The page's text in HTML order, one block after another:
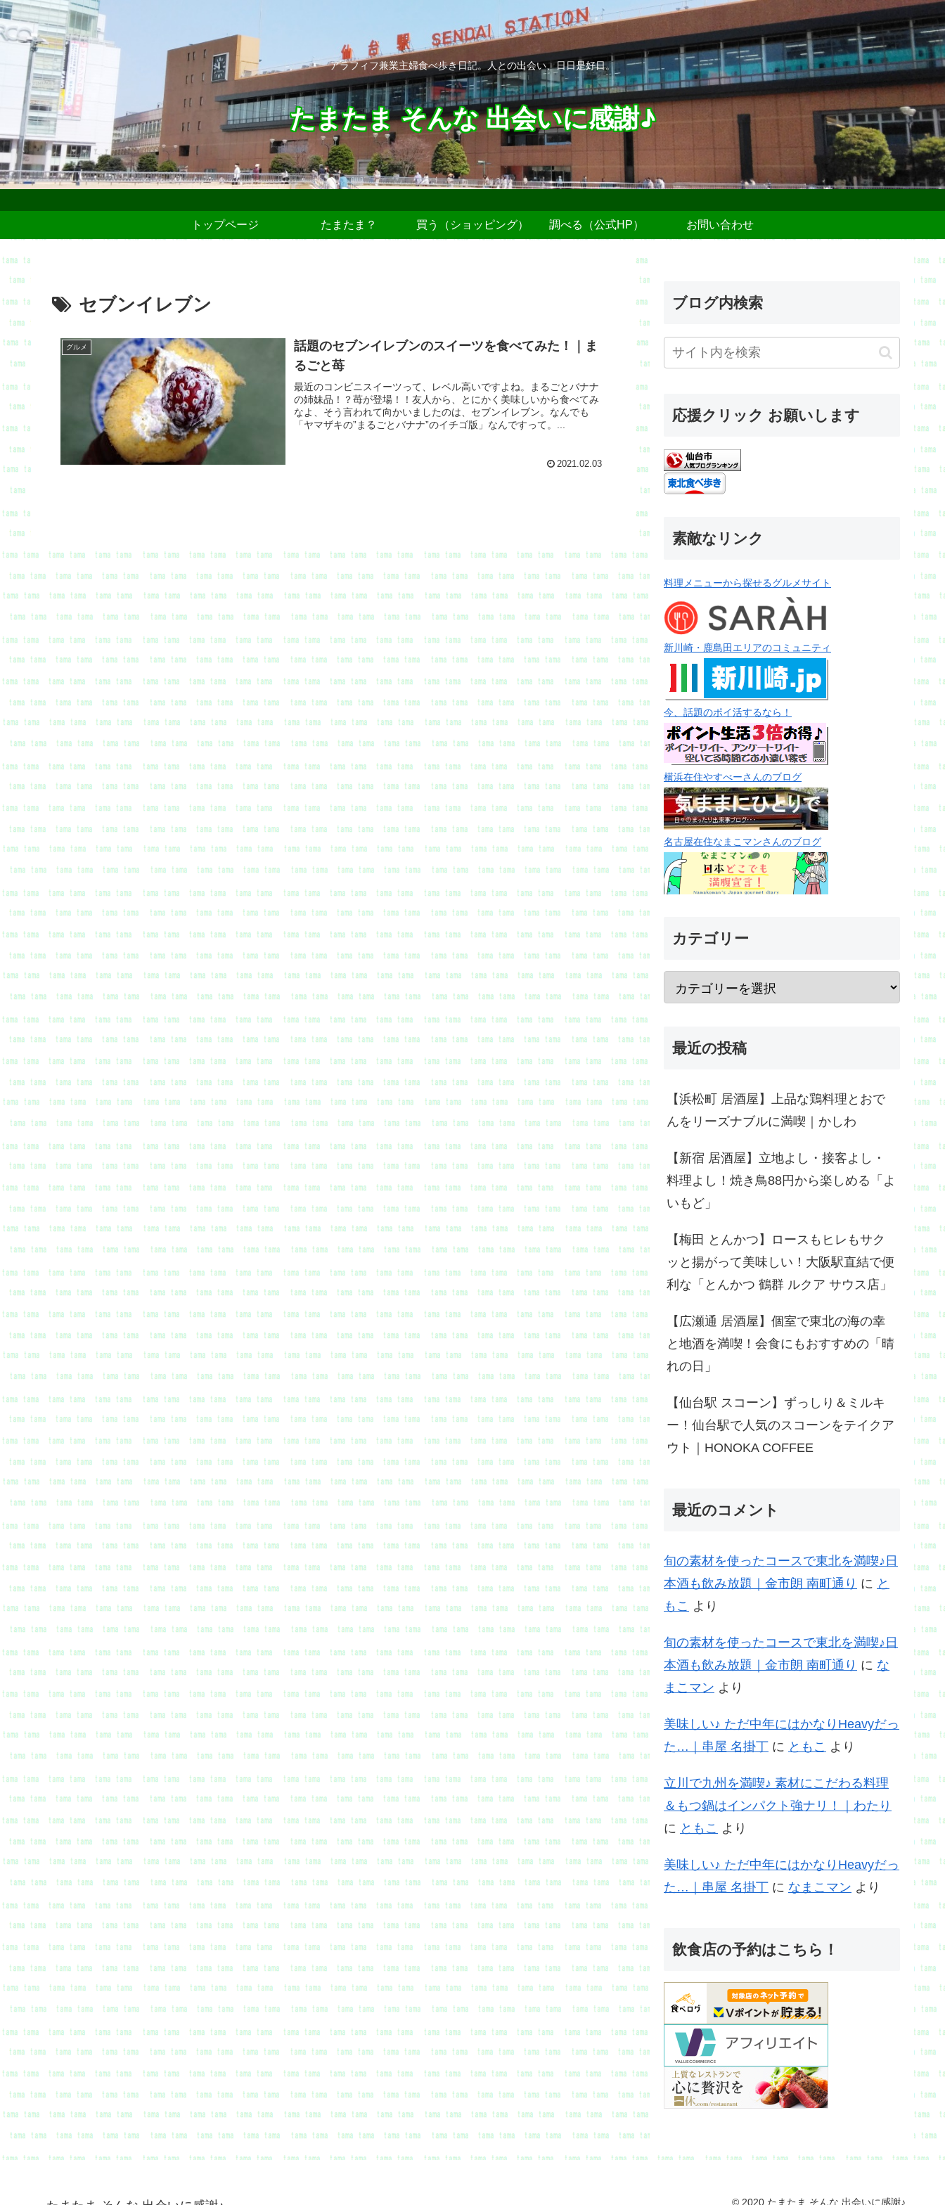
アラフィフ兼業主婦食べ歩き日記。人との出会い、日日是好日。
たまたま そんな 出会いに感謝♪
トップページ たまたま？ 買う（ショッピング） 調べる（公式HP） お問い合わせ
セブンイレブン
グルメ
話題のセブンイレブンのスイーツを食べてみた！｜ま
るごと苺
最近のコンビニスイーツって、レベル高いですよね。まるごとバナナ
の姉妹品！？苺が登場！！友人から、とにかく美味しいから食べてみ
なよ、そう言われて向かいましたのは、セブンイレブン。なんでも
「ヤマザキの”まるごとバナナ”のイチゴ版」なんですって。...
2021.02.03
ブログ内検索
応援クリック お願いします
素敵なリンク
料理メニューから探せるグルメサイト
新川崎・鹿島田エリアのコミュニティ
今、話題のポイ活するなら！
横浜在住やすべーさんのブログ
名古屋在住なまこマンさんのブログ
カテゴリー
最近の投稿
【浜松町 居酒屋】上品な鶏料理とおで
んをリーズナブルに満喫｜かしわ
【新宿 居酒屋】立地よし・接客よし・
料理よし！焼き鳥88円から楽しめる「よ
いもど」
【梅田 とんかつ】ロースもヒレもサク
ッと揚がって美味しい！大阪駅直結で便
利な「とんかつ 鶴群 ルクア サウス店」
【広瀬通 居酒屋】個室で東北の海の幸
と地酒を満喫！会食にもおすすめの「晴
れの日」
【仙台駅 スコーン】ずっしり＆ミルキ
ー！仙台駅で人気のスコーンをテイクア
ウト｜HONOKA COFFEE
最近のコメント
旬の素材を使ったコースで東北を満喫♪日
本酒も飲み放題｜金市朗 南町通り に と
もこ より
旬の素材を使ったコースで東北を満喫♪日
本酒も飲み放題｜金市朗 南町通り に な
まこマン より
美味しい♪ ただ中年にはかなりHeavyだっ
た…｜串屋 名掛丁 に ともこ より
立川で九州を満喫♪ 素材にこだわる料理
＆もつ鍋はインパクト強ナリ！｜わたり
に ともこ より
美味しい♪ ただ中年にはかなりHeavyだっ
た…｜串屋 名掛丁 に なまこマン より
飲食店の予約はこちら！
© 2020 たまたま そんな 出会いに感謝♪.